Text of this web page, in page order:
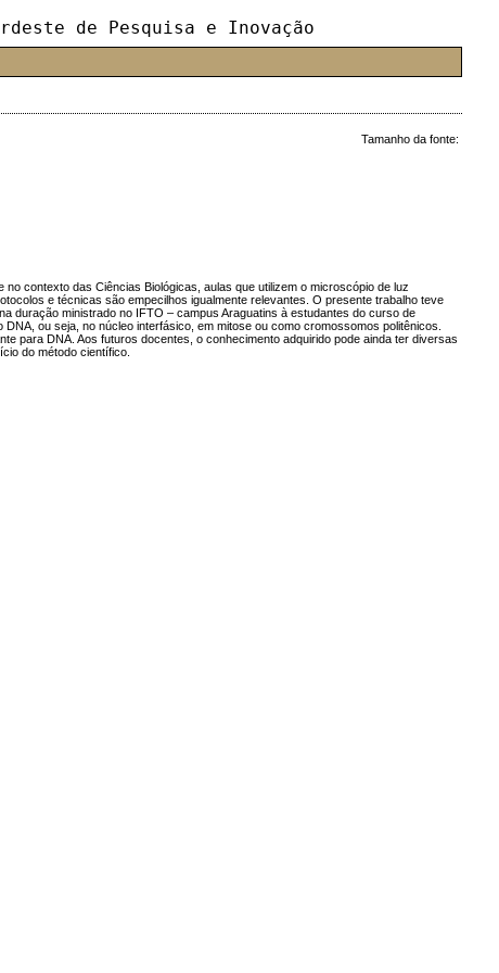
de Pesquisa e Inovação
Tamanho da fonte:
contexto das Ciências Biológicas, aulas que utilizem o microscópio de luz
e técnicas são empecilhos igualmente relevantes. O presente trabalho teve
duração ministrado no IFTO – campus Araguatins à estudantes do curso de
ou seja, no núcleo interfásico, em mitose ou como cromossomos politênicos.
para DNA. Aos futuros docentes, o conhecimento adquirido pode ainda ter diversas
do método científico.